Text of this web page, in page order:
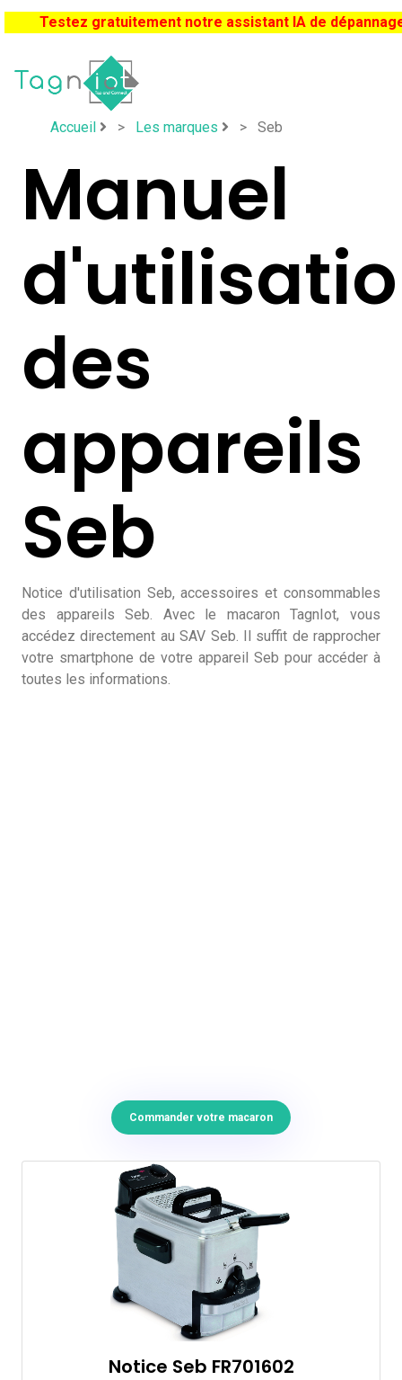
Testez gratuitement notre assistant IA de
Accueil > Les marques > Seb
Manuel
des
appareils
Seb
Notice d'utilisation Seb, accessoires et consommables
des appareils Seb. Avec le macaron TagnIot, vous
accédez directement au SAV Seb. Il suffit de rapprocher
votre smartphone de votre appareil Seb pour accéder à
toutes les informations.
Commander votre macaron
Notice Seb FR701602